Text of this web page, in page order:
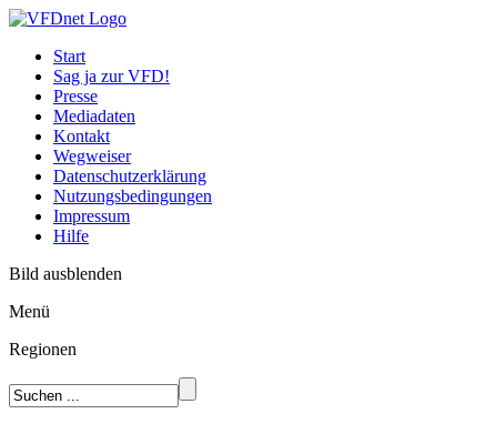
Start
Sag ja zur VFD!
Presse
Mediadaten
Kontakt
Wegweiser
Datenschutzerklärung
Nutzungsbedingungen
Impressum
Hilfe
Bild ausblenden
Menü
Regionen